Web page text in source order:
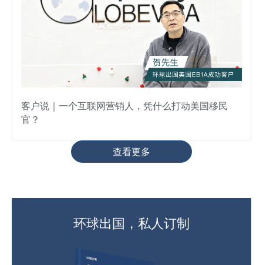
客户说｜一个互联网营销人，凭什么打动美国移民
官？
查看更多
环球出国，私人订制